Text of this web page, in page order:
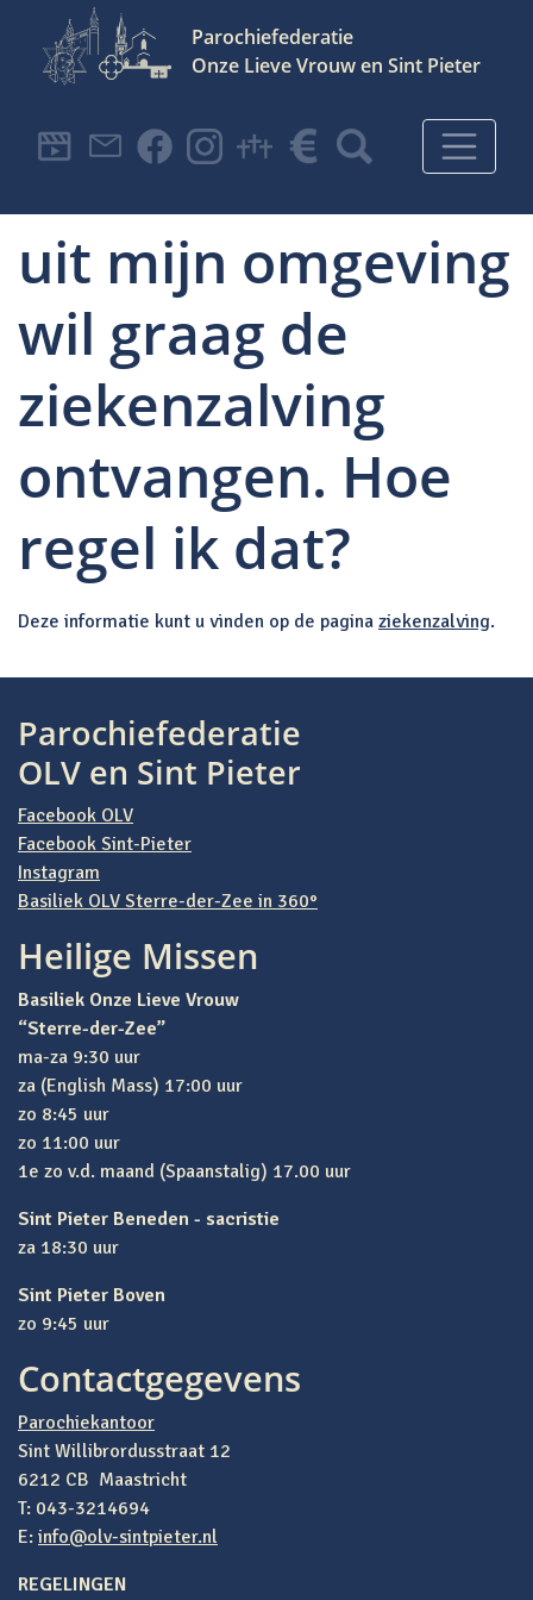
Hoofdnavigatie
Parochiefederatie
Onze Lieve Vrouw en Sint Pieter
Ikzelf of iemand
uit mijn omgeving
wil graag de
ziekenzalving
ontvangen. Hoe
regel ik dat?
Deze informatie kunt u vinden op de pagina ziekenzalving.
Bericht navigatie
Parochiefederatie
OLV en Sint Pieter
Facebook OLV
Facebook Sint-Pieter
Instagram
Basiliek OLV Sterre-der-Zee in 360°
Heilige Missen
Basiliek Onze Lieve Vrouw
“Sterre-der-Zee”
ma-za 9:30 uur
za (English Mass) 17:00 uur
zo 8:45 uur
zo 11:00 uur
1e zo v.d. maand (Spaanstalig) 17.00 uur
Sint Pieter Beneden - sacristie
za 18:30 uur
Sint Pieter Boven
zo 9:45 uur
Contactgegevens
Parochiekantoor
Sint Willibrordusstraat 12
6212 CB Maastricht
T: 043-3214694
E: info@olv-sintpieter.nl
REGELINGEN